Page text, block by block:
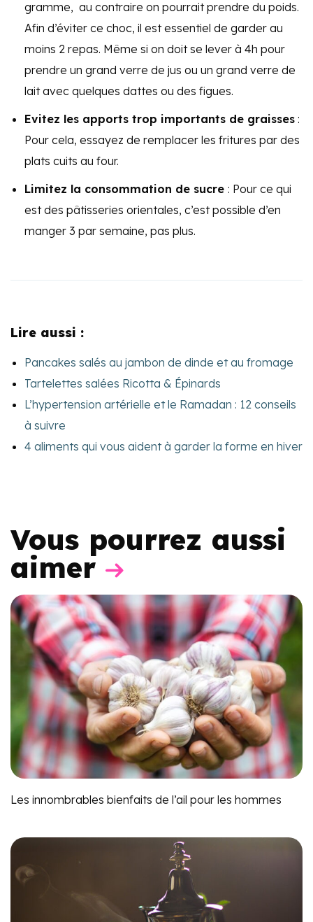
gramme, au contraire on pourrait prendre du poids.
Afin d’éviter ce choc, il est essentiel de garder au
moins 2 repas. Même si on doit se lever à 4h pour
prendre un grand verre de jus ou un grand verre de
lait avec quelques dattes ou des figues.
Evitez les apports trop importants de graisses :
Pour cela, essayez de remplacer les fritures par des
plats cuits au four.
Limitez la consommation de sucre : Pour ce qui
est des pâtisseries orientales, c’est possible d’en
manger 3 par semaine, pas plus.
Lire aussi :
Pancakes salés au jambon de dinde et au fromage
Tartelettes salées Ricotta & Épinards
L’hypertension artérielle et le Ramadan : 12 conseils
à suivre
4 aliments qui vous aident à garder la forme en hiver
Vous pourrez aussi
aimer
Les innombrables bienfaits de l’ail pour les hommes